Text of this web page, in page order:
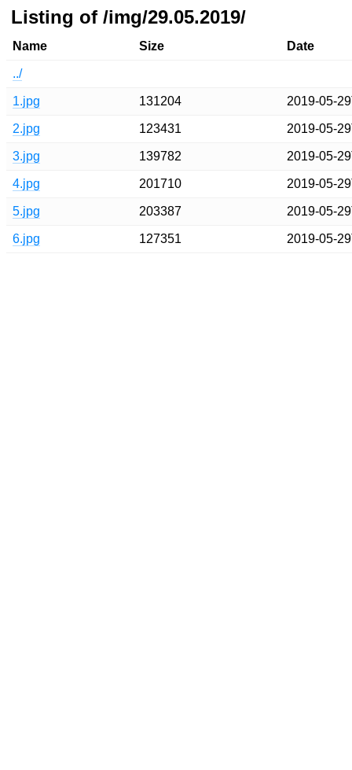
Listing of /img/29.05.2019/
Name Size Date
../
1.jpg 131204 2019-05-
2.jpg 123431 2019-05-
3.jpg 139782 2019-05-
4.jpg 201710 2019-05-
5.jpg 203387 2019-05-
6.jpg 127351 2019-05-